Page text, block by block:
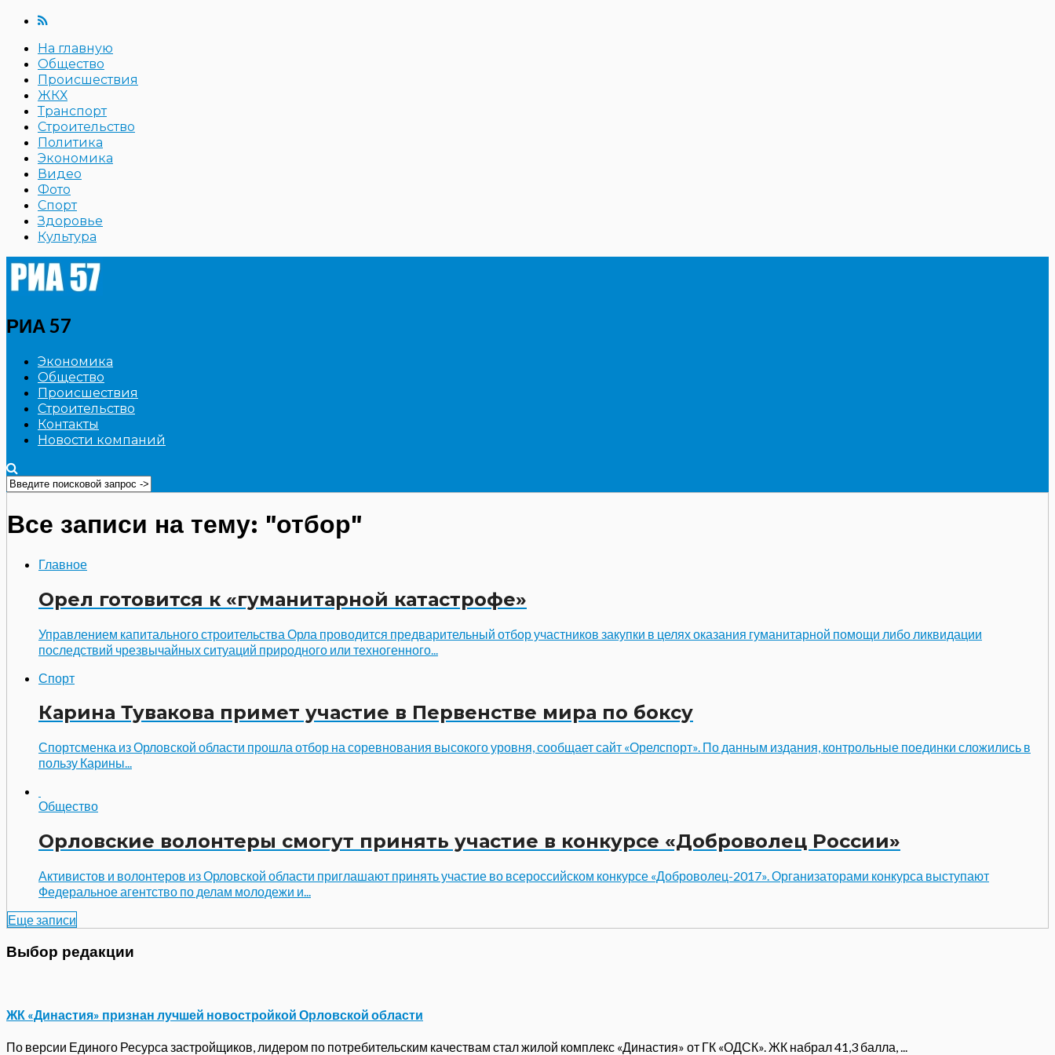
На главную
Общество
Происшествия
ЖКХ
Транспорт
Строительство
Политика
Экономика
Видео
Фото
Спорт
Здоровье
Культура
РИА 57
Экономика
Общество
Происшествия
Строительство
Контакты
Новости компаний
Все записи на тему: "отбор"
Главное
Орел готовится к «гуманитарной катастрофе»
Управлением капитального строительства Орла проводится предварительный отбор участников закупки в целях оказания гуманитарной помощи либо ликвидации
последствий чрезвычайных ситуаций природного или техногенного...
Спорт
Карина Тувакова примет участие в Первенстве мира по боксу
Спортсменка из Орловской области прошла отбор на соревнования высокого уровня, сообщает сайт «Орелспорт». По данным издания, контрольные поединки сложились в
пользу Карины...
Общество
Орловские волонтеры смогут принять участие в конкурсе «Доброволец России»
Активистов и волонтеров из Орловской области приглашают принять участие во всероссийском конкурсе «Доброволец-2017». Организаторами конкурса выступают
Федеральное агентство по делам молодежи и...
Еще записи
Выбор редакции
ЖК «Династия» признан лучшей новостройкой Орловской области
По версии Единого Ресурса застройщиков, лидером по потребительским качествам стал жилой комплекс «Династия» от ГК «ОДСК». ЖК набрал 41,3 балла, ...